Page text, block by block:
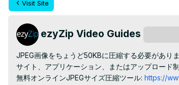
Visit Site
ezyZip Video Guides
JPEG画像をちょうど50KBに圧縮する必要があ
サイト、アプリケーション、またはアップロード
無料オンラインJPEGサイズ圧縮ツール: https://